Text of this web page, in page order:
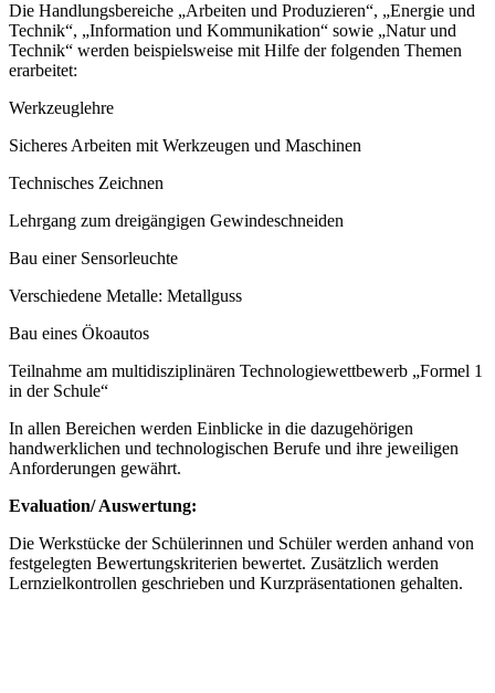
Die Handlungsbereiche „Arbeiten und Produzieren“, „Energie und
Technik“, „Information und Kommunikation“ sowie „Natur und
Technik“ werden beispielsweise mit Hilfe der folgenden Themen
erarbeitet:
Werkzeuglehre
Sicheres Arbeiten mit Werkzeugen und Maschinen
Technisches Zeichnen
Lehrgang zum dreigängigen Gewindeschneiden
Bau einer Sensorleuchte
Verschiedene Metalle: Metallguss
Bau eines Ökoautos
Teilnahme am multidisziplinären Technologiewettbewerb „Formel 1
in der Schule“
In allen Bereichen werden Einblicke in die dazugehörigen
handwerklichen und technologischen Berufe und ihre jeweiligen
Anforderungen gewährt.
Evaluation/ Auswertung:
Die Werkstücke der Schülerinnen und Schüler werden anhand von
festgelegten Bewertungskriterien bewertet. Zusätzlich werden
Lernzielkontrollen geschrieben und Kurzpräsentationen gehalten.